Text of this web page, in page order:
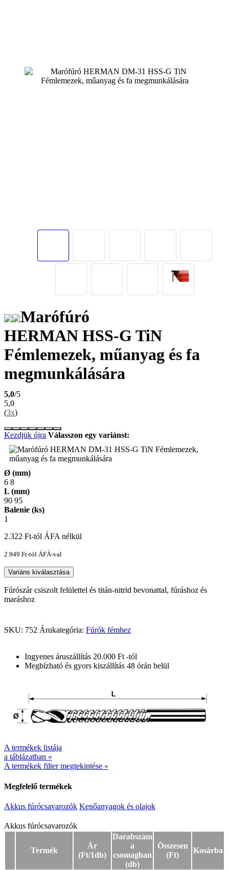
Marófúró
HERMAN HSS-G TiN
Fémlemezek, műanyag és fa
megmunkálására
5,0/5
5,0
(3x)
Kezdjük újra Válasszon egy variánst:
Ø (mm)
6 8
L (mm)
90 95
Balenie (ks)
1
2.322 Ft-tól ÁFA nélkül
2.949 Ft-tól ÁFÁ-val
Variáns kiválasztása
Fúrószár csiszolt felülettel és titán-nitrid bevonattal, fúráshoz és
maráshoz
SKU: 752 Árukategória: Fúrók fémhez
Ingyenes áruszállítás 20.000 Ft -tól
Megbízható és gyors kiszállítás 48 órán belül
A termékek listája
a táblázatban »
A termékek filter megtekintése »
Megfelelő termékek
Akkus fúrócsavarozók Kenőanyagok és olajok
Akkus fúrócsavarozók
Akkus fúrócsavarozók
Termék
Ár
(Ft/1db)
Darabszám
a
csomagban
(db)
Összesen
(Ft)
Kosárba